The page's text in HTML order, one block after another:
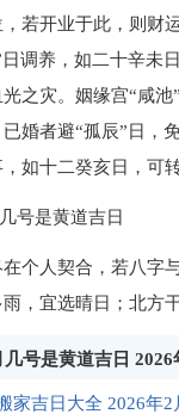
若开业于此，则财
日调养，如二十辛未
之灾。姻缘宫“咸
婚者避“孤辰”日，
如十二癸亥日，可
个人契合，若八字
，宜选晴日；北方
几号是黄道吉日
家吉日大全 2026年